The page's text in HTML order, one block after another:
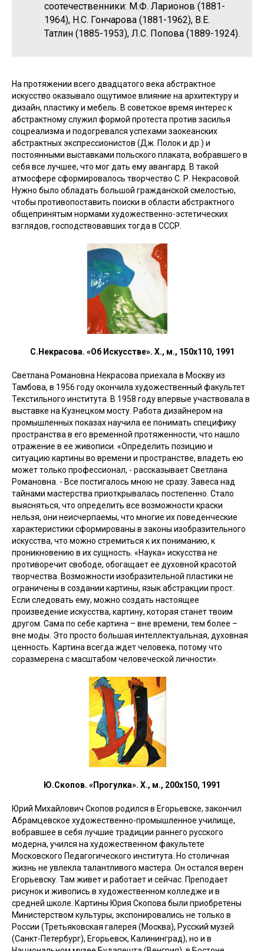
соотечественники: М.Ф. Ларионов (1881-
1964), Н.С. Гончарова (1881-1962), В.Е.
Татлин (1885-1953), Л.С. Попова (1889-1924).
На протяжении всего двадцатого века абстрактное
искусство оказывало ощутимое влияние на архитектуру и
дизайн, пластику и мебель. В советское время интерес к
абстрактному служил формой протеста против засилья
соцреализма и подогревался успехами заокеанских
абстрактных экспрессионистов (Дж. Полок и др.) и
постоянными выставками польского плаката, вобравшего в
себя все лучшее, что мог дать ему авангард. В такой
атмосфере сформировалось творчество С. Р. Некрасовой.
Нужно было обладать большой гражданской смелостью,
чтобы противопоставить поиски в области абстрактного
общепринятым нормами художественно-эстетических
взглядов, господствовавших тогда в СССР.
С.Некрасова. «Об Искусстве». Х., м., 150х110, 1991
Светлана Романовна Некрасова приехала в Москву из
Тамбова, в 1956 году окончила художественный факультет
Текстильного института. В 1958 году впервые участвовала в
выставке на Кузнецком мосту. Работа дизайнером на
промышленных показах научила ее понимать специфику
пространства в его временной протяженности, что нашло
отражение в ее живописи. «Определить позицию и
ситуацию картины во времени и пространстве, владеть ею
может только профессионал, - рассказывает Светлана
Романовна. - Все постигалось мною не сразу. Завеса над
тайнами мастерства приоткрывалась постепенно. Стало
выясняться, что определить все возможности краски
нельзя, они неисчерпаемы, что многие их поведенческие
характеристики сформированы в законы изобразительного
искусства, что можно стремиться к их пониманию, к
проникновению в их сущность. «Наука» искусства не
противоречит свободе, обогащает ее духовной красотой
творчества. Возможности изобразительной пластики не
ограничены в создании картины, язык абстракции прост.
Если следовать ему, можно создать настоящее
произведение искусства, картину, которая станет твоим
другом. Сама по себе картина – вне времени, тем более –
вне моды. Это просто большая интеллектуальная, духовная
ценность. Картина всегда ждет человека, потому что
соразмерена с масштабом человеческой личности».
Ю.Скопов. «Прогулка». Х., м., 200х150, 1991
Юрий Михайлович Скопов родился в Егорьевске, закончил
Абрамцевское художественно-промышленное училище,
вобравшее в себя лучшие традиции раннего русского
модерна, учился на художественном факультете
Московского Педагогического института. Но столичная
жизнь не увлекла талантливого мастера. Он остался верен
Егорьевску. Там живет и работает и сейчас. Преподает
рисунок и живопись в художественном колледже и в
средней школе. Картины Юрия Скопова были приобретены
Министерством культуры, экспонировались не только в
России (Третьяковская галерея (Москва), Русский музей
(Санкт-Петербург), Егорьевск, Калининград), но и в